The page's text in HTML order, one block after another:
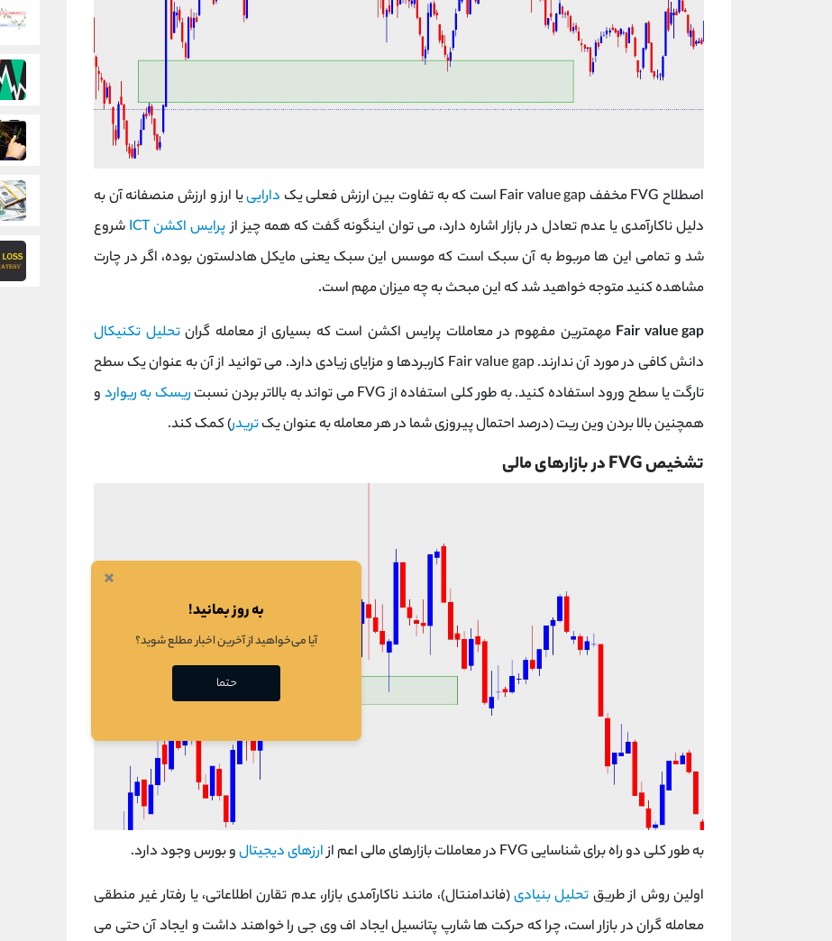
اصطلاح FVG مخفف Fair value gap است که به تفاوت بین ارزش فعلی یک دارایییا ارز و ارزش منصفانه آن به
دلیل ناکارآمدی یا عدم تعادل در بازار اشاره دارد، می توان اینگونه گفت که همه چیز ازپرایس اکشن ICT
شروع
شد و تمامی این ها مربوط به آن سبک است که موسس این سبک یعنی مایکل هادلستون بوده، اگر در چارت
مشاهده کنید متوجه خواهید شد که این مبحث به چه میزان مهم است.
Fair value gap مهمترین مفهوم در معاملات پرایس اکشن است که بسیاری از معامله گرانتحلیل تکنیکال
دانش کافی در مورد آن ندارند. Fair value gap کاربردها و مزایای زیادی دارد. می توانید از آن به عنوان یک سطح
تارگت یا سطح ورود استفاده کنید. به طور کلی استفاده از FVG می تواند به بالاتر بردن نسبت
ریسک به ریوارد و
همچنین بالا بردن وین ریت (درصد احتمال پیروزی شما در هر معامله به عنوان یکتریدر) کمک کند.
تشخیص FVG در بازارهای مالی
به طور کلی دو راه برای شناسایی FVG در معاملات بازارهای مالی اعم از ارزهای دیجیتالو بورس وجود دارد.
اولین روش از طریق تحلیل بنیادی(فاندامنتال)، مانند ناکارآمدی بازار، عدم تقارن اطلاعاتی، یا رفتار غیر منطقی
معامله گران در بازار است، چرا که حرکت ها شارپ پتانسیل ایجاد اف وی جی را خواهند داشت و ایجاد آن حتی می
×
به روز بمانید!
آیا می‌خواهید از آخرین اخبار مطلع شوید؟
حتما